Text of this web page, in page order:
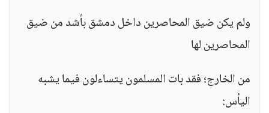
ولم يكن ضيق المحاصرين داخل دمشق بأشد من ضيق
المحاصرين لها
من الخارج؛ فقد بات المسلمون يتساءلون فيما يشبه
اليأس: